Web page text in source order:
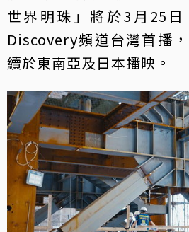
世界明珠」將於3月25
Discovery頻道台灣首播
續於東南亞及日本播映。